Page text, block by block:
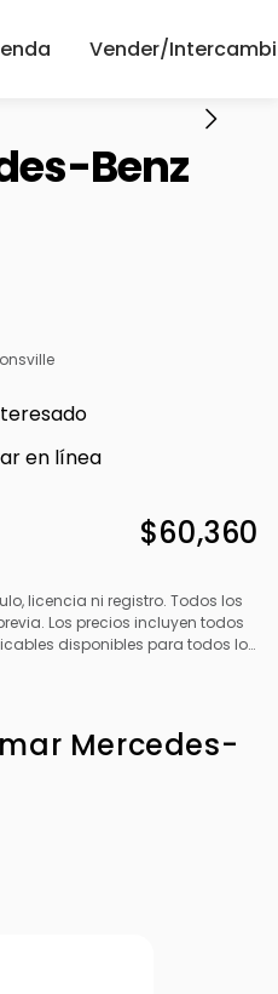
Vender/
Benz
en línea
$60,360
licencia ni registro. Todos los
Los precios incluyen todos
disponibles para todos los
adicionales. Es
El precio real del
Mercedes-